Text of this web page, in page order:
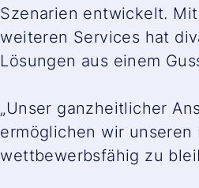
Szenarien entwickelt.
weiteren Services hat
Lösungen aus einem
„Unser ganzheitlicher
ermöglichen wir
wettbewerbsfähig zu